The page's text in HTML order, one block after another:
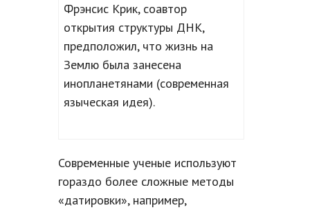
Фрэнсис Крик, соавтор
открытия структуры ДНК,
предположил, что жизнь на
Землю была занесена
инопланетянами (современная
языческая идея).
Современные ученые используют
гораздо более сложные методы
«датировки», например,